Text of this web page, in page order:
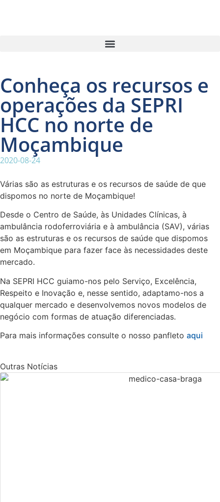
Conheça os recursos e
operações da SEPRI
HCC no norte de
Moçambique
2020-08-24
Várias são as estruturas e os recursos de saúde de que
dispomos no norte de Moçambique!
Desde o Centro de Saúde, às Unidades Clínicas, à
ambulância rodoferroviária e à ambulância (SAV), várias
são as estruturas e os recursos de saúde que dispomos
em Moçambique para fazer face às necessidades deste
mercado.
Na SEPRI HCC guiamo-nos pelo Serviço, Excelência,
Respeito e Inovação e, nesse sentido, adaptamo-nos a
qualquer mercado e desenvolvemos novos modelos de
negócio com formas de atuação diferenciadas.
Para mais informações consulte o nosso panfleto aqui
Outras Notícias